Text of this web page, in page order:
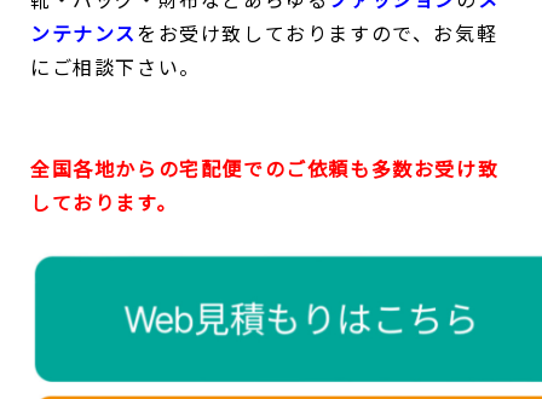
ンテナンスをお受け致しておりますので、お気軽
にご相談下さい。
全国各地からの宅配便でのご依頼も多数お受け致
しております。